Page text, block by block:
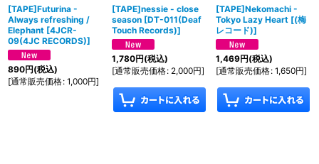
[TAPE]Futurina -
Always refreshing /
Elephant [4JCR-
09(4JC RECORDS)]
890円(税込)
[通常販売価格: 1,000円]
[TAPE]nessie - close
season [DT-011(Deaf
Touch Records)]
1,780円(税込)
[通常販売価格: 2,000円]
[TAPE]Nekomachi -
Tokyo Lazy Heart [(梅
レコード)]
1,469円(税込)
[通常販売価格: 1,650円]